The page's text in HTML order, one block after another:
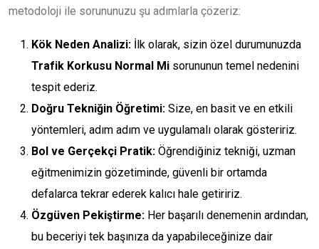
metodoloji ile sorununuzu şu adımlarla çözeriz:
Kök Neden Analizi: İlk olarak, sizin özel durumunuzda
Trafik Korkusu Normal Mi sorununun temel nedenini
tespit ederiz.
Doğru Tekniğin Öğretimi: Size, en basit ve en etkili
yöntemleri, adım adım ve uygulamalı olarak gösteririz.
Bol ve Gerçekçi Pratik: Öğrendiğiniz tekniği, uzman
eğitmenimizin gözetiminde, güvenli bir ortamda
defalarca tekrar ederek kalıcı hale getiririz.
Özgüven Pekiştirme: Her başarılı denemenin ardından,
bu beceriyi tek başınıza da yapabileceğinize dair